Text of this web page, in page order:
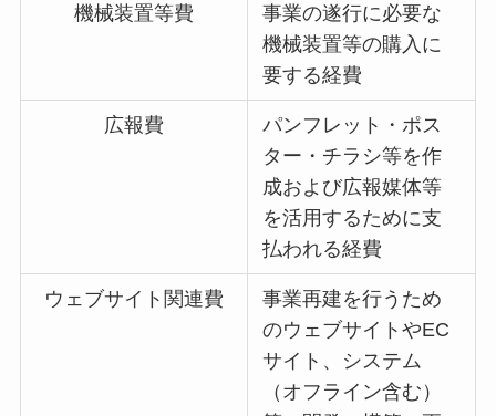
機械装置等費
事業の遂行に必要な
機械装置等の購入に
要する経費
広報費
パンフレット・ポス
ター・チラシ等を作
成および広報媒体等
を活用するために支
払われる経費
ウェブサイト関連費
事業再建を行うため
のウェブサイトやEC
サイト、システム
（オフライン含む）